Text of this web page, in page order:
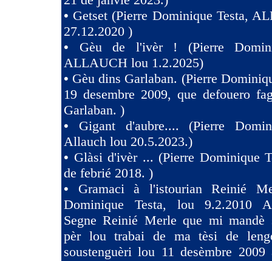
• Getset (Pierre Dominique Testa,
27.12.2020 )
• Gèu de l'ivèr ! (Pierre
ALLAUCH lou 1.2.2025)
• Gèu dins Garlaban. (Pierre
19 desembre 2009, que defouero
Garlaban. )
• Gigant d'aubre.... (Pierre
Allauch lou 20.5.2023.)
• Glàsi d'ivèr ... (Pierre Dominique
de febrié 2018. )
• Gramaci à l'istourian Reinié
Dominique Testa, lou 9.2.2010
Segne Reinié Merle que mi mandè
pèr lou trabai de ma tèsi de
soustenguèri lou 11 desèmbre